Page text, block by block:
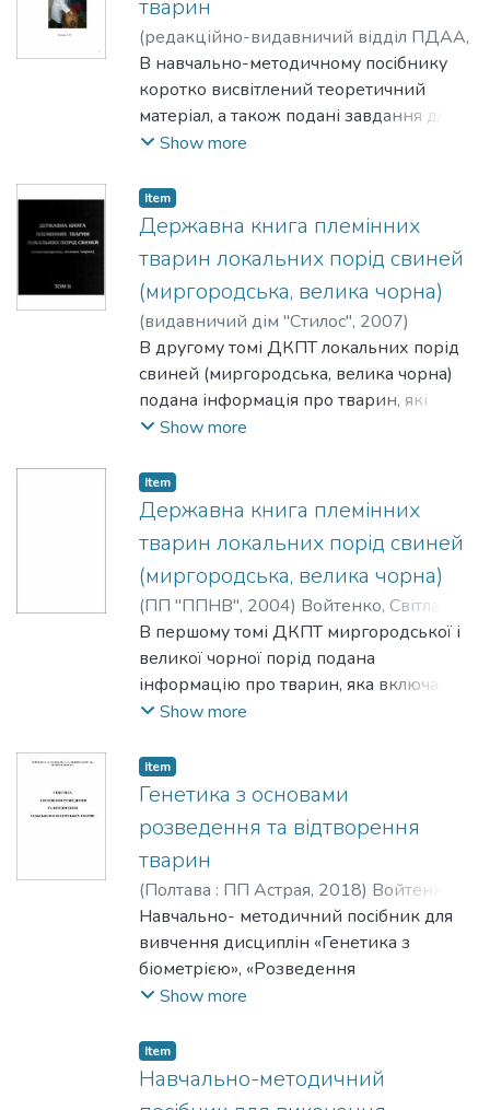
тварин
(редакційно-видавничий відділ ПДАА,
2019)Войтенко, Світлана Леонідівна
В навчально-методичному посібнику
коротко висвітлений теоретичний
матеріал, а також подані завдання для
практичних занять з прикладами їх
Show more
Item
Державна книга племінних
тварин локальних порід свиней
(миргородська, велика чорна)
(видавничий дім "Стилос", 2007)
Войтенко, Світлана Леонідівна
В другому томі ДКПТ локальних порід
свиней (миргородська, велика чорна)
подана інформація про тварин, які
записані до державної книги,
господарству, походження, родовід,
продуктивність, схеми ліній, фото
твраин, а також статті про племінні
стада, напрями селекції з породами
тощо.
Show more
Item
Державна книга племінних
тварин локальних порід свиней
(миргородська, велика чорна)
(ПП "ППНВ", 2004) Войтенко, Світлана
Леонідівна
В першому томі ДКПТ миргородської і
великої чорної порід подана
інформацію про тварин, яка включає
кличку, ідентифікаційний номер
родовід, інформацію про предків,
схеми ліній і родин, характеристику
тварин, історію створення порід.
Show more
Item
Генетика з основами
розведення та відтворення
тварин
(Полтава : ПП Астрая, 2018) Войтенко,
Світлана Леонідівна;Васильєва, Ольга
Олександрівна;Вишневський, Леонід
Васильович; Шаферівський, Богдан
Сергійович
Навчально- методичний посібник для
вивчення дисциплін «Генетика з
біометрією», «Розведення
сільськогосподарських тварин» та
розроблений для підготовки здобувачів
вищої освіти ІІ – ІV рівнів акредитації
спеціальності 204 Технології
Show more
Item
Навчально-методичний